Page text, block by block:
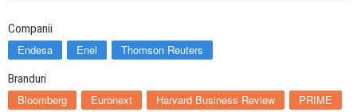
Companii
Endesa Enel Thomson Reuters
Branduri
Bloomberg Euronext Harvard Business Review
PRIME